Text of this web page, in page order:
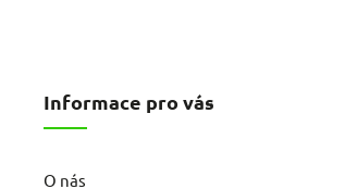
Informace pro vás
O nás